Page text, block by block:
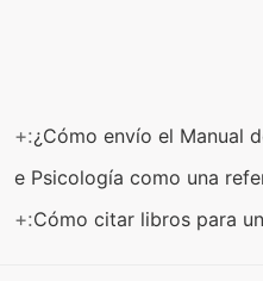
+:¿Cómo envío el Manual
e Psicología como una
+:Cómo citar libros para